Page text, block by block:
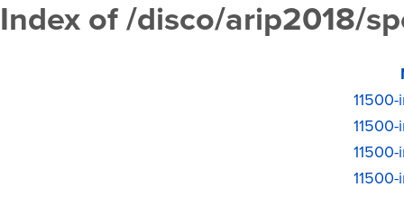
Index of /disco/arip2018/